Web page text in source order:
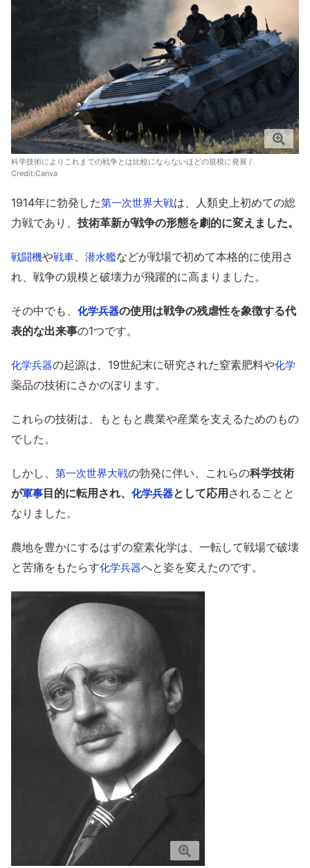
科学技術によりこれまでの戦争とは比較にならないほどの規模に発展 /
Credit:Canva
1914年に勃発した第一次世界大戦は、人類史上初めての総
力戦であり、 技術革新が戦争の形態を劇的に変えました。
戦闘機や戦車、 潜水艦などが戦場で初めて本格的に使用さ
れ、戦争の規模と破壊力が飛躍的に高まりました。
その中でも、 化学兵器の使用は戦争の残虐性を象徴する代
表的な出来事の1つです。
化学兵器の起源は、19世紀末に研究された窒素肥料や化学
薬品の技術にさかのぼります。
これらの技術は、もともと農業や産業を支えるためのもの
でした。
しかし、 第一次世界大戦の勃発に伴い、これらの科学技術
が軍事目的に転用され、 化学兵器として応用 されることと
なりました。
農地を豊かにするはずの窒素化学は、一転して戦場で破壊
と苦痛をもたらす化学兵器へと姿を変えたのです。